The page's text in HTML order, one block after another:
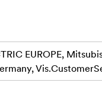
EUROPE,